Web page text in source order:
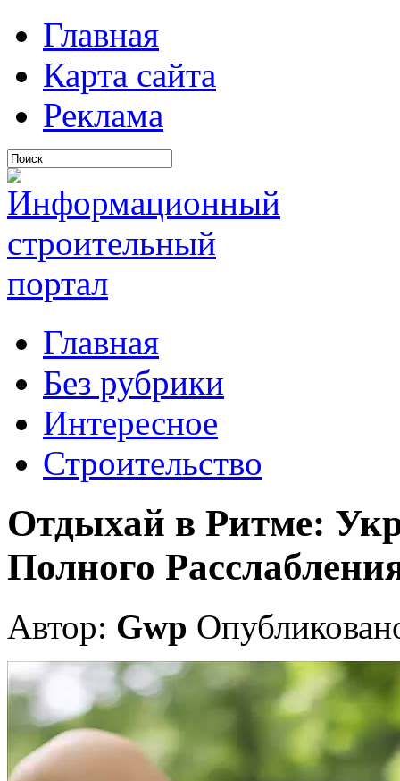
Главная
Карта сайта
Реклама
Главная
Без рубрики
Интересное
Строительство
Отдыхай в Ритме:
Полного
Автор: Gwp